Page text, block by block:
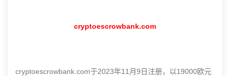
cryptoescrowbank.com
cryptoescrowbank.com于2023年11月9日注册，以19000欧元